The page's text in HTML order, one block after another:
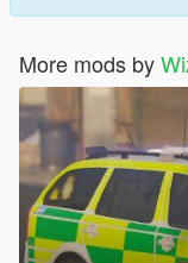
More mods by